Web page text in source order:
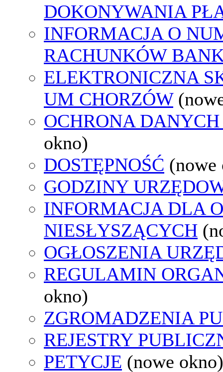
DOKONYWANIA
INFORMACJA O
RACHUNKÓW
ELEKTRONICZNA
UM CHORZÓW
OCHRONA
okno)
DOSTĘPNOŚĆ (nowe
GODZINY
INFORMACJA DLA
NIESŁYSZĄCYCH
OGŁOSZENIA
REGULAMIN
okno)
ZGROMADZENIA
REJESTRY
PETYCJE (nowe okno)